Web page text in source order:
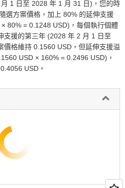
1 日至 2028 年 1 月 31 日)，您的時
選方案價格，加上 80% 的延伸支援
80% = 0.1248 USD)，每個執行個體
支援的第三年 (2028 年 2 月 1 日至
價格維持 0.1560 USD，但延伸支援溢
USD × 160% = 0.2496 USD)，
USD。